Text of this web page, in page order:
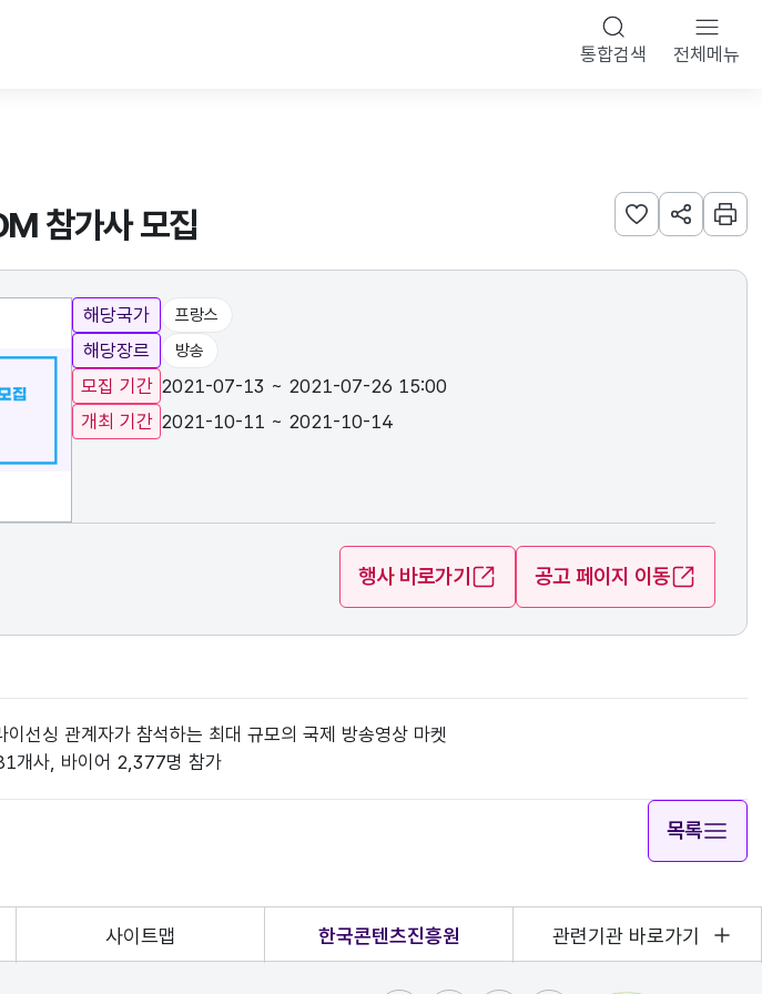
통합검색 전체메뉴
참가사 모집 관심사 등록하기
URL 공유하
인쇄
해당국가 프랑스
해당장르 방송
모집 기간 2021-07-13 ~ 2021-07-26 15:00
개최 기간 2021-10-11 ~ 2021-10-14
행사 바로가기 공고 페이지 이동
선싱 관계자가 참석하는 최대 규모의 국제 방송영상 마켓
개사, 바이어 2,377명 참가
목록
사이트맵 한국콘텐츠진흥원 관련기관 바로가기